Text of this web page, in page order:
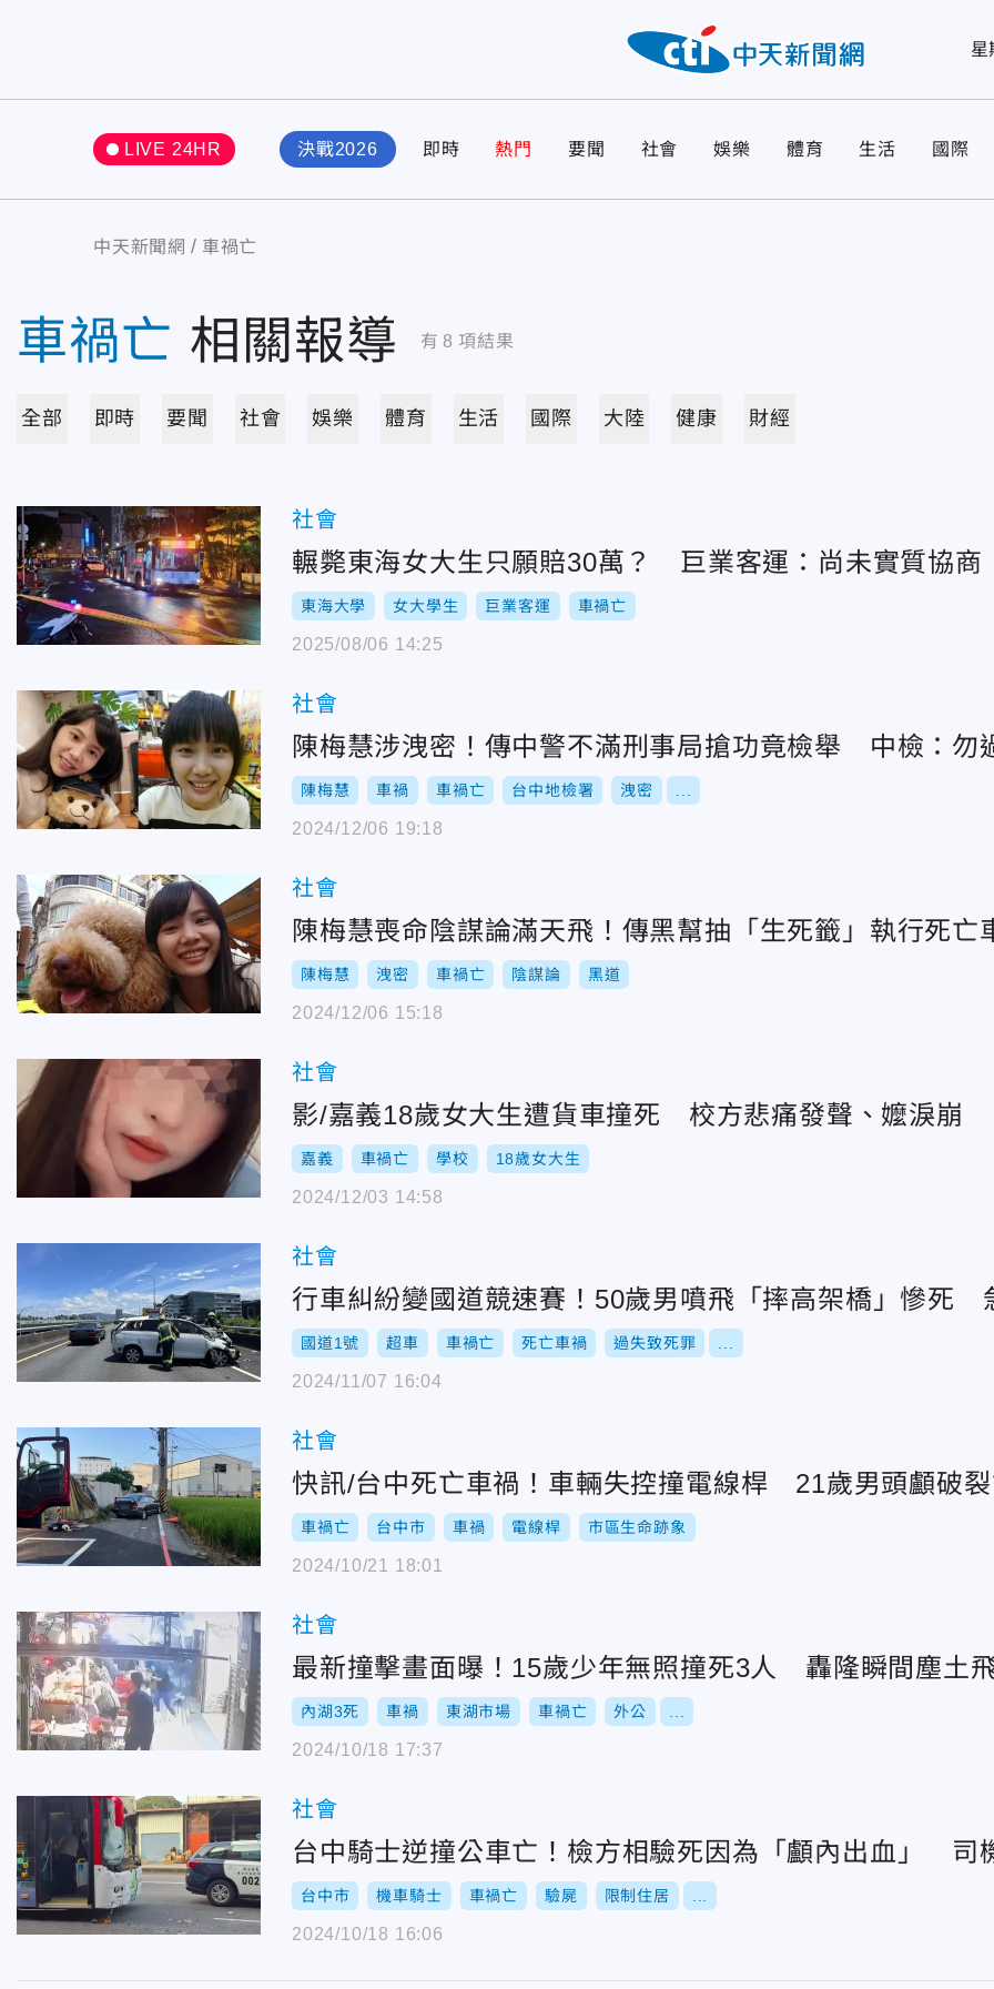
星
LIVE 24HR 決戰2026 即時 熱門 要聞 社會 娛樂 體育 生活 國際
中天新聞網 車禍亡
車禍亡 相關報導 有 8 項結果
全部 即時 要聞 社會 娛樂 體育 生活 國際 大陸 健康 財經
社會
輾斃東海女大生只願賠30萬？ 巨業客運：尚未實質協商
東海大學 女大學生 巨業客運 車禍亡
2025/08/06 14:25
社會
陳梅慧涉洩密！傳中警不滿刑事局搶功竟檢舉 中檢：勿
陳梅慧 車禍 車禍亡 台中地檢署 洩密
2024/12/06 19:18
社會
陳梅慧喪命陰謀論滿天飛！傳黑幫抽「生死籤」執行死亡
陳梅慧 洩密 車禍亡 陰謀論 黑道
2024/12/06 15:18
社會
影/嘉義18歲女大生遭貨車撞死 校方悲痛發聲、嬤淚崩
嘉義 車禍亡 學校 18歲女大生
2024/12/03 14:58
社會
行車糾紛變國道競速賽！50歲男噴飛「摔高架橋」慘死
國道1號 超車 車禍亡 死亡車禍 過失致死罪
2024/11/07 16:04
社會
快訊/台中死亡車禍！車輛失控撞電線桿 21歲男頭顱破
車禍亡 台中市 車禍 電線桿 市區生命跡象
2024/10/21 18:01
社會
最新撞擊畫面曝！15歲少年無照撞死3人 轟隆瞬間塵土飛
內湖3死 車禍 東湖市場 車禍亡 外公
2024/10/18 17:37
社會
台中騎士逆撞公車亡！檢方相驗死因為「顱內出血」 司
台中市 機車騎士 車禍亡 驗屍 限制住居
2024/10/18 16:06